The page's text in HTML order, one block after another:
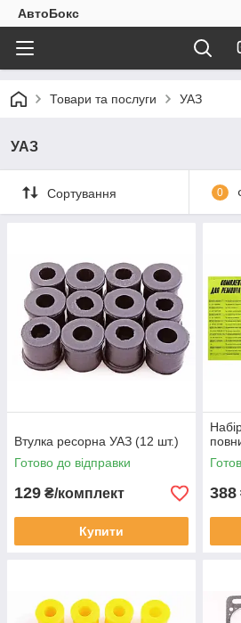
АвтоБокс
Товари та послуги УАЗ
УАЗ
Сортування 0
Втулка ресорна УАЗ (12 шт.)
Готово до відправки
129 ₴/комплект
Купити
388